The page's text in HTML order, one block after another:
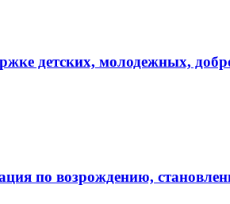
детских, молодежных,
по возрождению,